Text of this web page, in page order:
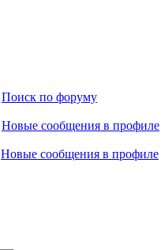
Поиск по форуму
Новые сообщения в профиле
Новые сообщения в профиле